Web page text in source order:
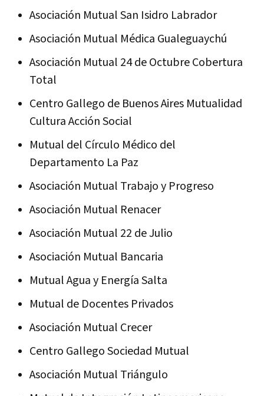
Asociación Mutual San Isidro Labrador
Asociación Mutual Médica Gualeguaychú
Asociación Mutual 24 de Octubre Cobertura
Total
Centro Gallego de Buenos Aires Mutualidad
Cultura Acción Social
Mutual del Círculo Médico del
Departamento La Paz
Asociación Mutual Trabajo y Progreso
Asociación Mutual Renacer
Asociación Mutual 22 de Julio
Asociación Mutual Bancaria
Mutual Agua y Energía Salta
Mutual de Docentes Privados
Asociación Mutual Crecer
Centro Gallego Sociedad Mutual
Asociación Mutual Triángulo